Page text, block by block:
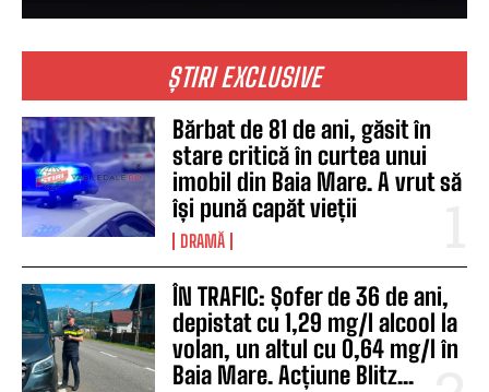
ȘTIRI EXCLUSIVE
Bărbat de 81 de ani, găsit în
stare critică în curtea unui
imobil din Baia Mare. A vrut să
își pună capăt vieții
DRAMĂ
ÎN TRAFIC: Șofer de 36 de ani,
depistat cu 1,29 mg/l alcool la
volan, un altul cu 0,64 mg/l în
Baia Mare. Acțiune Blitz...